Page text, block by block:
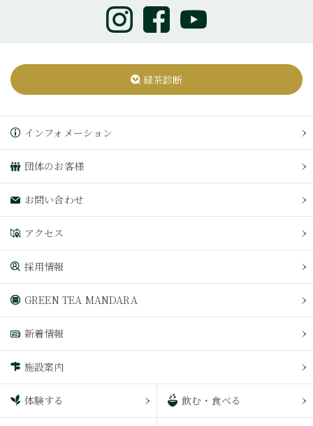
緑茶診断
インフォメーション
団体のお客様
お問い合わせ
アクセス
採用情報
GREEN TEA MANDARA
新着情報
施設案内
体験する 飲む・食べる